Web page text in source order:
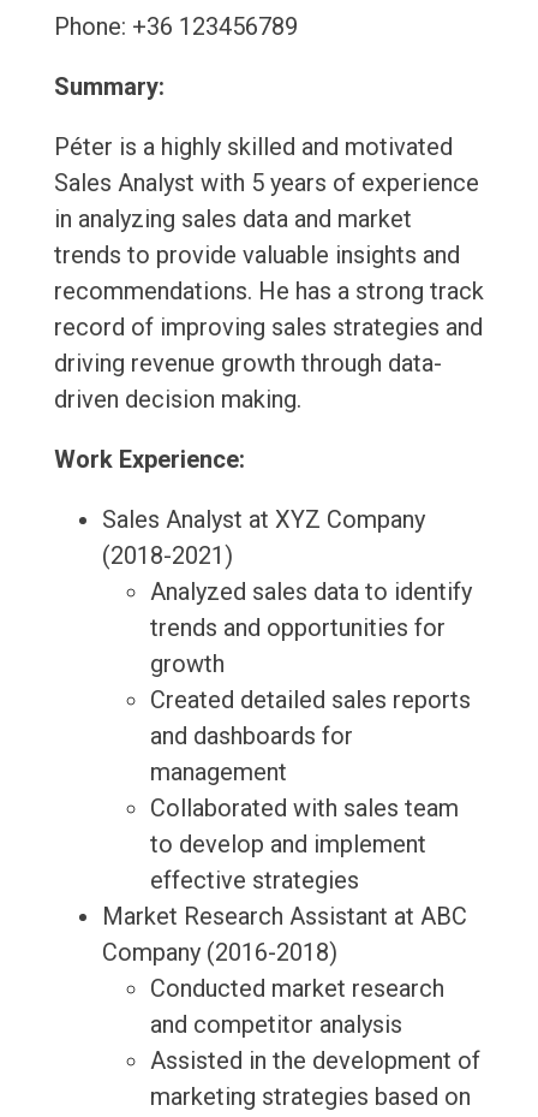
Phone: +36 123456789
Summary:
Péter is a highly skilled and motivated
Sales Analyst with 5 years of experience
in analyzing sales data and market
trends to provide valuable insights and
recommendations. He has a strong track
record of improving sales strategies and
driving revenue growth through data-
driven decision making.
Work Experience:
Sales Analyst at XYZ Company
(2018-2021)
Analyzed sales data to identify
trends and opportunities for
growth
Created detailed sales reports
and dashboards for
management
Collaborated with sales team
to develop and implement
effective strategies
Market Research Assistant at ABC
Company (2016-2018)
Conducted market research
and competitor analysis
Assisted in the development of
marketing strategies based on